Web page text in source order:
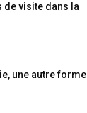
de visite dans la
une autre forme